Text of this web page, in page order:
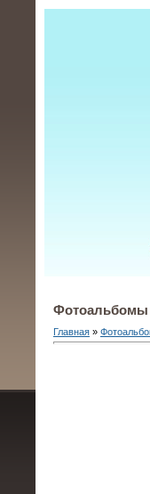
Фотоальбомы
Главная »